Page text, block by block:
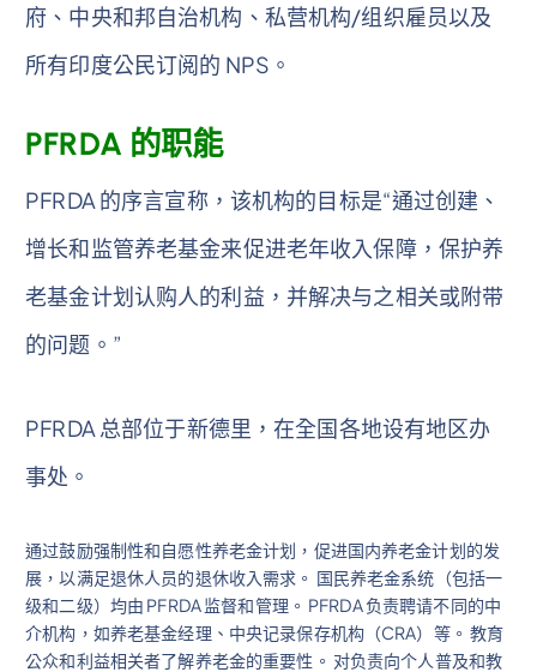
府、中央和邦自治机构、私营机构/组织雇员以及
所有印度公民订阅的 NPS。
PFRDA 的职能
PFRDA 的序言宣称，该机构的目标是“通过创建、
增长和监管养老基金来促进老年收入保障，保护养
老基金计划认购人的利益，并解决与之相关或附带
的问题。”
PFRDA 总部位于新德里，在全国各地设有地区办
事处。
通过鼓励强制性和自愿性养老金计划，促进国内养老金计划的发
展，以满足退休人员的退休收入需求。 国民养老金系统（包括一
级和二级）均由 PFRDA 监督和管理。 PFRDA 负责聘请不同的中
介机构，如养老基金经理、中央记录保存机构（CRA）等。 教育
公众和利益相关者了解养老金的重要性。 对负责向个人普及和教